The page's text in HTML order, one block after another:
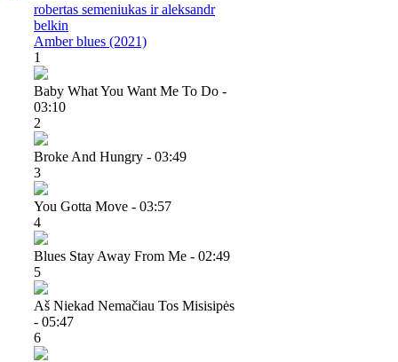
robertas semeniukas ir aleksandr
belkin
Amber blues (2021)
1
Baby What You Want Me To Do -
03:10
2
Broke And Hungry - 03:49
3
You Gotta Move - 03:57
4
Blues Stay Away From Me - 02:49
5
Aš Niekad Nemačiau Tos Misisipės
- 05:47
6